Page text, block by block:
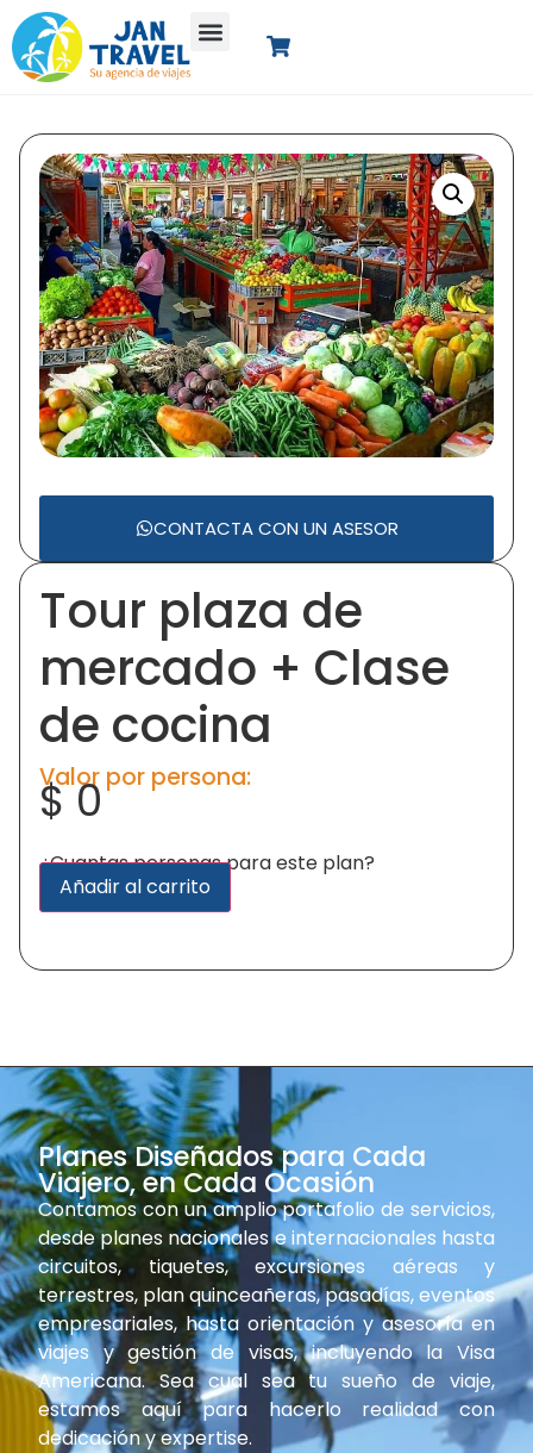
CONTACTA CON UN ASESOR
Tour plaza de
mercado + Clase
de cocina
Valor por persona:
$0
¿Cuantas personas para este plan?
Añadir al carrito
Alternative:
Planes Diseñados para Cada
Viajero, en Cada Ocasión
Contamos con un amplio portafolio de servicios,
desde planes nacionales e internacionales hasta
circuitos, tiquetes, excursiones aéreas y
terrestres, plan quinceañeras, pasadías, eventos
empresariales, hasta orientación y asesoría en
viajes y gestión de visas, incluyendo la Visa
Americana. Sea cual sea tu sueño de viaje,
estamos aquí para hacerlo realidad con
dedicación y expertise.